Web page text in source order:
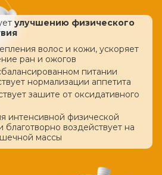
улучшению физического
волос и кожи, ускоряет
ран и ожогов
питании
нормализации аппетита
зашите от оксидативного
интенсивной физической
благотворно воздействует на
массы